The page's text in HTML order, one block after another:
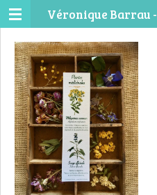
Passer
contenu
principal
Véronique Barrau -